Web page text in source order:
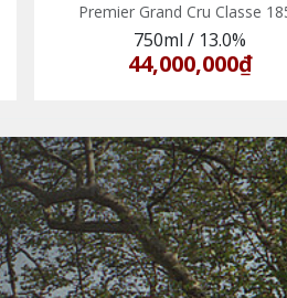
Premier Grand Cru Classe
750ml / 13.0%
44,000,000₫